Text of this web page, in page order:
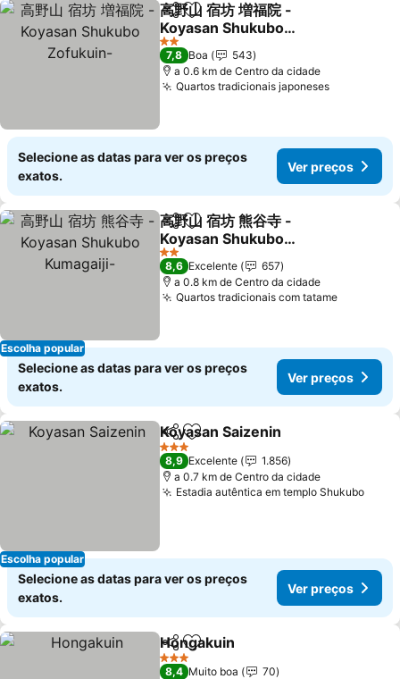
PartilharAdicionar aos favoritos
高野山 宿坊 増福院 -
Koyasan Shukubo
Zofukuin-
Ver preços
2 Estrelas
7,8 Boa
543
a 0.6 km de Centro da cidade
Quartos tradicionais japonesesVer
Selecione as datas para ver os preços
exatos.
Ver preços
Escolha popular
PartilharAdicionar aos favoritos
高野山 宿坊 熊谷寺 -
Koyasan Shukubo
Kumagaiji-
Ver preços
2 Estrelas
8,6 Excelente
657
a 0.8 km de Centro da cidade
Quartos tradicionais com tatameVer
Selecione as datas para ver os preços
exatos.
Ver preços
Escolha popular
PartilharAdicionar aos favoritos
Koyasan Saizenin
3 Estrelas
8,9 Excelente
1.856
a 0.7 km de Centro da cidade
Estadia autêntica em templo ShukuboVer
Selecione as datas para ver os preços
exatos.
Ver preços
PartilharAdicionar aos favoritos
Hongakuin
3 Estrelas
8,4 Muito boa
70